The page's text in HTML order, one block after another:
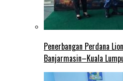
Penerbangan Perdana
Banjarmasin–Kuala